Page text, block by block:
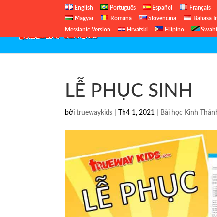
English Português Español
Français
Magyar
Română Slovenčina
Bahasa
Messianic Version
Hrvatski Filipino
LỄ PHỤC SINH
bởitruewaykids Th4 1, 2021 Bài học Kinh